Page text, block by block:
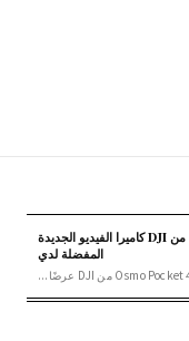
العدسة الثانية تجعل Osmo Pocket 4P من DJI كاميرا الفيديو الجديدة
المفضلة لدي